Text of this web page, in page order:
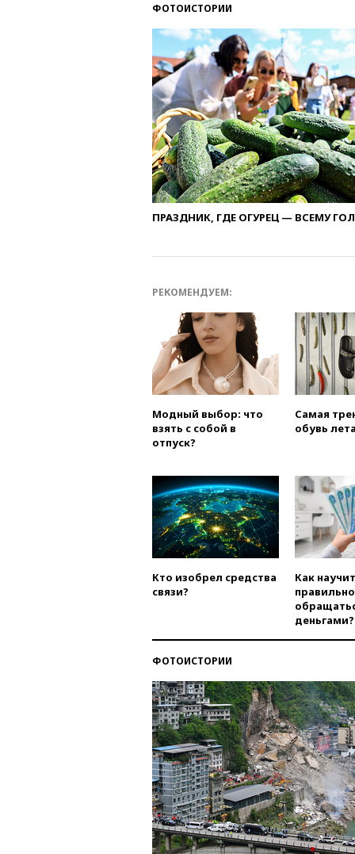
ФОТОИСТОРИИ
ПРАЗДНИК, ГДЕ ОГУРЕЦ — ВСЕМУ
РЕКОМЕНДУЕМ:
Модный выбор: что
взять с собой в
отпуск?
Самая
обувь
Кто изобрел средства
связи?
Как
правильно
деньгами?
ФОТОИСТОРИИ